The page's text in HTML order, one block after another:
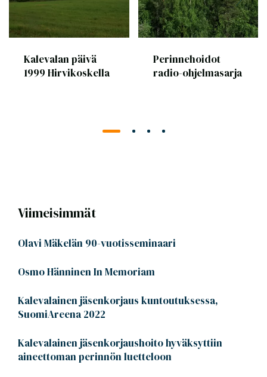
Kalevalan päivä
1999 Hirvikoskella
Perinnehoidot
radio-ohjelmasarja
Viimeisimmät
Olavi Mäkelän 90-vuotisseminaari
Osmo Hänninen In Memoriam
Kalevalainen jäsenkorjaus kuntoutuksessa,
SuomiAreena 2022
Kalevalainen jäsenkorjaushoito hyväksyttiin
aineettoman perinnön luetteloon